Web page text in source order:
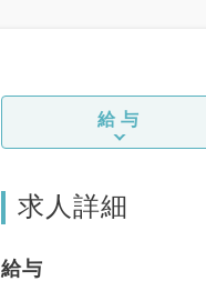
給与
求人詳細
給与